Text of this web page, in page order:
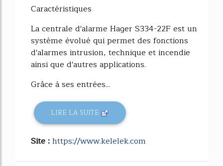
Caractéristiques
La centrale d'alarme Hager S334-22F est un
système évolué qui permet des fonctions
d'alarmes intrusion, technique et incendie
ainsi que d'autres applications.
Grâce à ses entrées...
LIRE LA SUITE
Site :https://www.kelelek.com